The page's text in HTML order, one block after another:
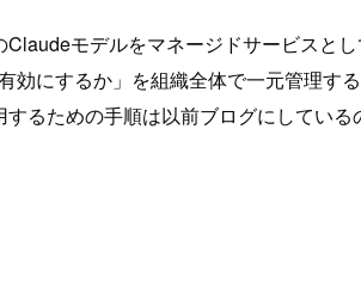
モデルをマネージドサービスと
にするか」を組織全体で一元管理する
るための手順は以前ブログにしている